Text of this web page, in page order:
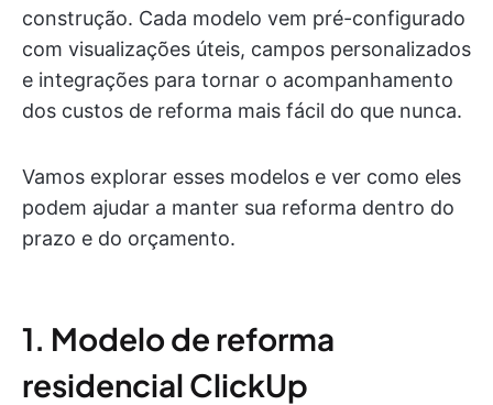
construção. Cada modelo vem pré-configurado
com visualizações úteis, campos personalizados
e integrações para tornar o acompanhamento
dos custos de reforma mais fácil do que nunca.
Vamos explorar esses modelos e ver como eles
podem ajudar a manter sua reforma dentro do
prazo e do orçamento.
1. Modelo de reforma
residencial ClickUp